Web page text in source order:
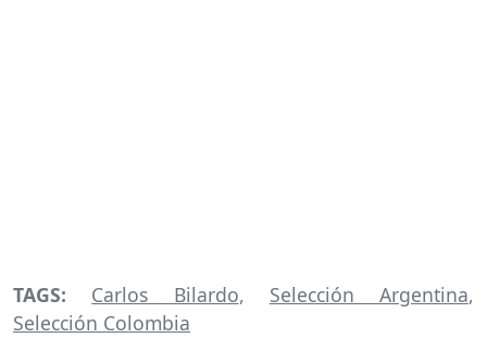
TAGS: Carlos Bilardo, Selección Argentina,
Selección Colombia